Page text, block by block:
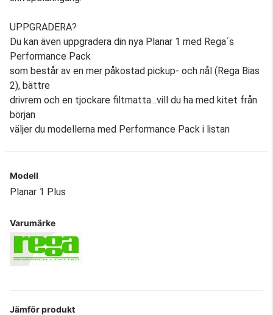
UPPGRADERA?
Du kan även uppgradera din nya Planar 1 med Rega´s
Performance Pack
som består av en mer påkostad pickup- och nål (Rega Bias
2), bättre
drivrem och en tjockare filtmatta...vill du ha med kitet från
början
väljer du modellerna med Performance Pack i listan
Modell
Planar 1 Plus
Varumärke
Jämför produkt